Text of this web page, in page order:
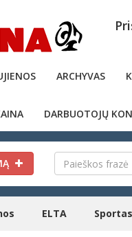
ARCHYVAS
DARBUOTOJŲ
ELTA Sportas